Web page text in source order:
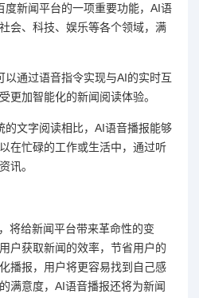
度新闻平台的一项重要功能，AI语
会、科技、娱乐等各个领域，满
通过语音指令实现与AI的实时互
更加智能化的新闻阅读体验。
的文字阅读相比，AI语音播报能够
在忙碌的工作或生活中，通过听
讯。
将给新闻平台带来革命性的变
户获取新闻的效率，节省用户的
播报，用户将更容易找到自己感
满意度，AI语音播报还将为新闻